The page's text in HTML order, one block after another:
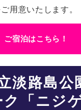
用意いたします。
ご宿泊はこちら！
淡路島公
ク「ニジ